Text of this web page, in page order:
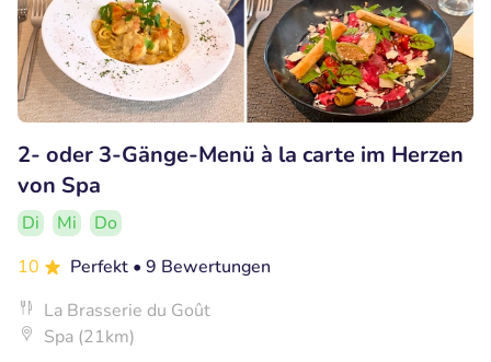
2- oder 3-Gänge-Menü à la carte im Herzen
von Spa
Di Mi
Do
10
Perfekt • 9 Bewertungen
La Brasserie du Goût
Spa (21km)